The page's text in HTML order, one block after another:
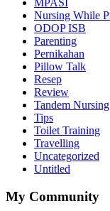
Nursing While
ODOP ISB
Parenting
Pernikahan
Pillow Talk
Resep
Review
Tandem Nursing
Tips
Toilet Training
Travelling
Uncategorized
Untitled
My Community